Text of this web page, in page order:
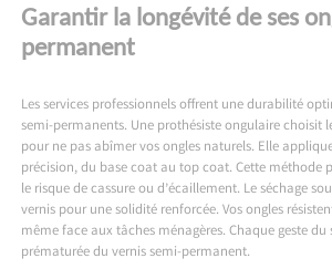
Garantir la longévité de ses
permanent
Les services professionnels offrent une durabilité
semi-permanents. Une prothésiste ongulaire choisit
pour ne pas abîmer vos ongles naturels. Elle
précision, du base coat au top coat. Cette méthode
le risque de cassure ou d’écaillement. Le séchage
vernis pour une solidité renforcée. Vos ongles
même face aux tâches ménagères. Chaque geste du
prématurée du vernis semi-permanent.